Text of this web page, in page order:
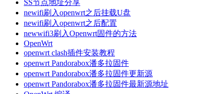
SS节点地址分享
newifi刷入openwrt之后挂载U盘
newifi刷入openwrt之后配置
newwifi3刷入Openwrt固件的方法
OpenWrt
openwrt clash插件安装教程
openwrt Pandorabox潘多拉固件
openwrt Pandorabox潘多拉固件更新源
openwrt Pandorabox潘多拉固件最新源地址